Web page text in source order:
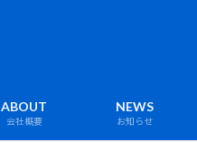
ABOUT
会社概要
NEWS
お知らせ